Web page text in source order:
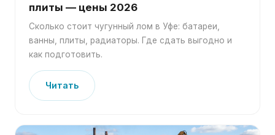
плиты — цены 2026
Сколько стоит чугунный лом в Уфе: батареи,
ванны, плиты, радиаторы. Где сдать выгодно и
как подготовить.
Читать